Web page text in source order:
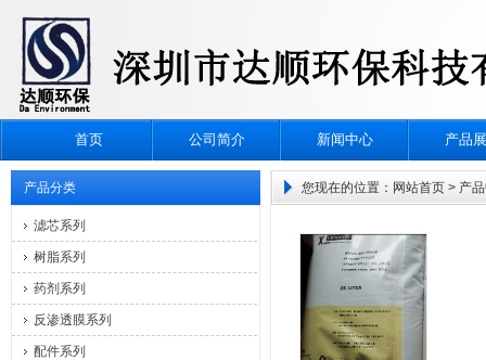
首页 公司简介 新闻中心 产品
产品分类
滤芯系列
树脂系列
药剂系列
反渗透膜系列
配件系列
您现在的位置： 网站首页 > 产